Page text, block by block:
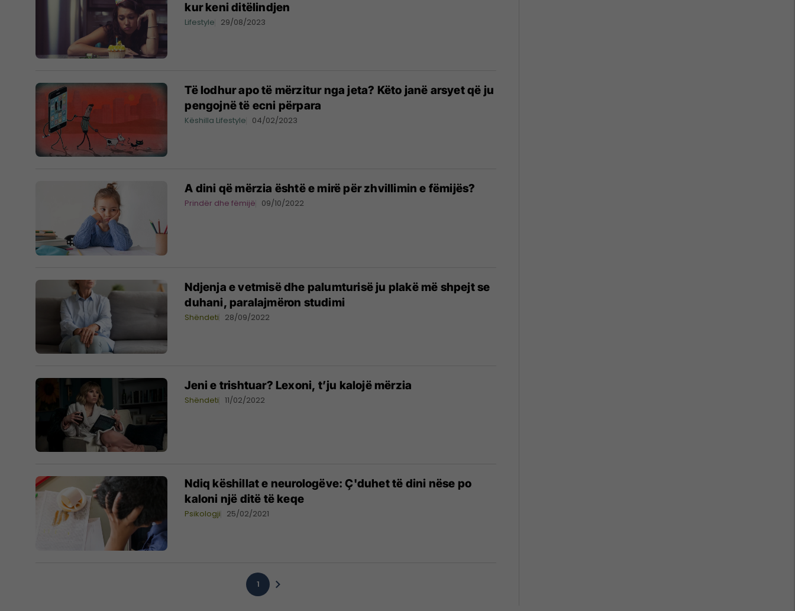
kur keni ditëlindjen
Lifestyle 29/08/2023
Të lodhur apo të mërzitur nga jeta? Këto janë arsyet që ju
pengojnë të ecni përpara
Këshilla Lifestyle 04/02/2023
A dini që mërzia është e mirë për zhvillimin e fëmijës?
Prindër dhe fëmijë 09/10/2022
Ndjenja e vetmisë dhe palumturisë ju plakë më shpejt se
duhani, paralajmëron studimi
Shëndeti 28/09/2022
Jeni e trishtuar? Lexoni, t’ju kalojë mërzia
Shëndeti 11/02/2022
Ndiq këshillat e neurologëve: Ç'duhet të dini nëse po
kaloni një ditë të keqe
Psikologji 25/02/2021
1